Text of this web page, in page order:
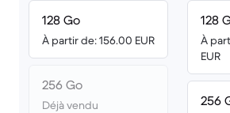
128 Go
À partir de: 156.00 EUR
256 Go
Déjà vendu
128
À
EUR
256